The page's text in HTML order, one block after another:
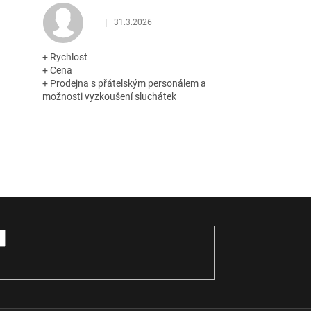
5 hvězdiček. Hodnocení obchodu je 5 z 5 hvězdiček.
| 31.3.2026
+ Rychlost
+ Cena
+ Prodejna s přátelským personálem a
možnosti vyzkoušení sluchátek